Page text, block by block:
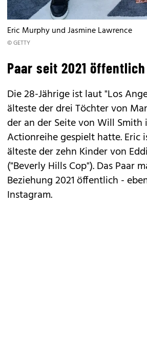
Eric Murphy und Jasmine Lawrence
© GETTY
Paar seit 2021
Die 28-Jährige ist laut "Los
älteste der drei Töchter von
der an der Seite von Will Smith
Actionreihe gespielt hatte. Eric
älteste der zehn Kinder von
("Beverly Hills Cop"). Das Paar
Beziehung 2021 öffentlich -
Instagram.